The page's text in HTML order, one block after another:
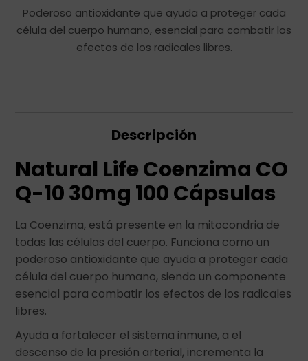
Poderoso antioxidante que ayuda a proteger cada
célula del cuerpo humano, esencial para combatir los
efectos de los radicales libres.
Descripción
Natural Life Coenzima CO
Q-10 30mg 100 Cápsulas
La Coenzima, está presente en la mitocondria de
todas las células del cuerpo. Funciona como un
poderoso antioxidante que ayuda a proteger cada
célula del cuerpo humano, siendo un componente
esencial para combatir los efectos de los radicales
libres.
Ayuda a fortalecer el sistema inmune, a el
descenso de la presión arterial, incrementa la